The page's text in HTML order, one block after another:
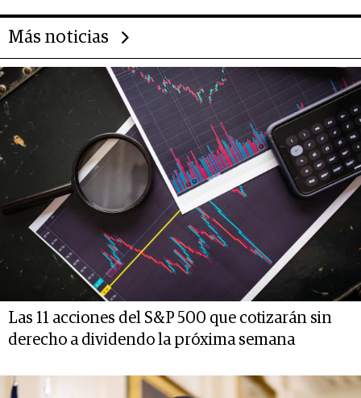
Más noticias
Las 11 acciones del S&P 500 que cotizarán sin
derecho a dividendo la próxima semana